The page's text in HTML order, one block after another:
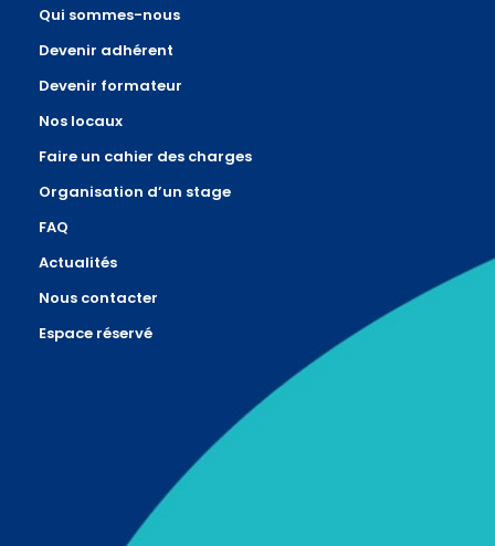
Qui sommes-nous
Devenir adhérent
Devenir formateur
Nos locaux
Faire un cahier des charges
Organisation d’un stage
FAQ
Actualités
Nous contacter
Espace réservé